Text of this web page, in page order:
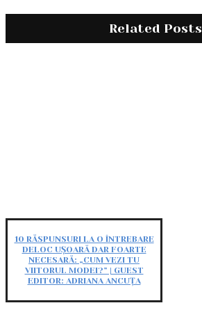
Related Posts
10 RĂSPUNSURI LA O ÎNTREBARE
DELOC UȘOARĂ DAR FOARTE
NECESARĂ: „CUM VEZI TU
VIITORUL MODEI?” | GUEST
EDITOR: ADRIANA ANCUȚA